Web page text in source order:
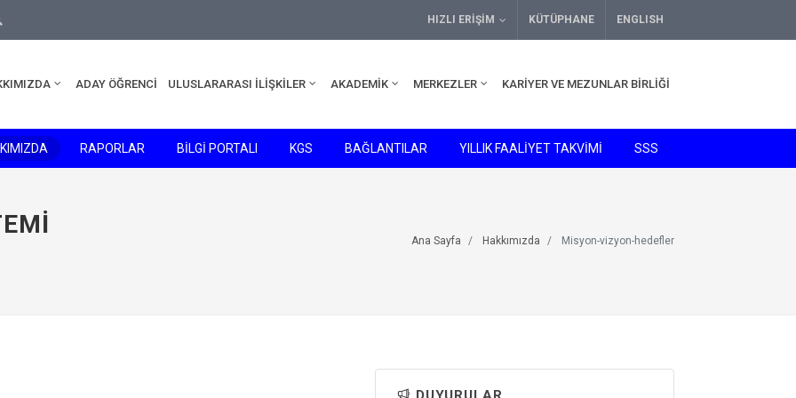
HIZLI ERIŞIM KÜTÜPHANE ENGLISH
ADAY ÖĞRENCİ ULUSLARARASI İLİŞKİLER AKADEMİK MERKEZLER KARIYER VE MEZUNLAR BIRLIĞI
RAPORLAR BİLGİ PORTALI KGS BAĞLANTILAR YILLIK FAALİYET TAKVİMİ SSS
Ana Sayfa Hakkımızda Misyon-vizyon-hedefler